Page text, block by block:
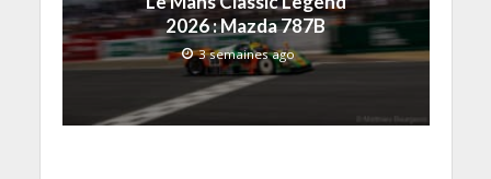
)
2026 : Mazda 787B
3 semaines ago